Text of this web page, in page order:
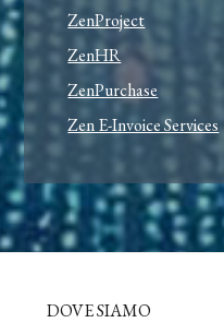
ZenProject
ZenHR
ZenPurchase
Zen E-Invoice Services
DOVE SIAMO